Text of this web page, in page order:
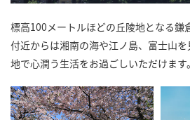
標高100メートルほどの丘陵地となる鎌
付近からは湘南の海や江ノ島、富士山
地で心潤う生活をお過ごしいただけます。